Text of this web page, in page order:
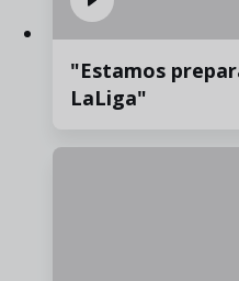
"Estamos
LaLiga"